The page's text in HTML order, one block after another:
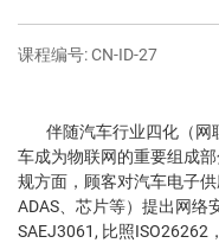
课程编号: CN-ID-27
伴随汽车行业四化（网
车成为物联网的重要组成
规方面，顾客对汽车电子
ADAS、芯片等）提出网络
SAEJ3061, 比照ISO26262